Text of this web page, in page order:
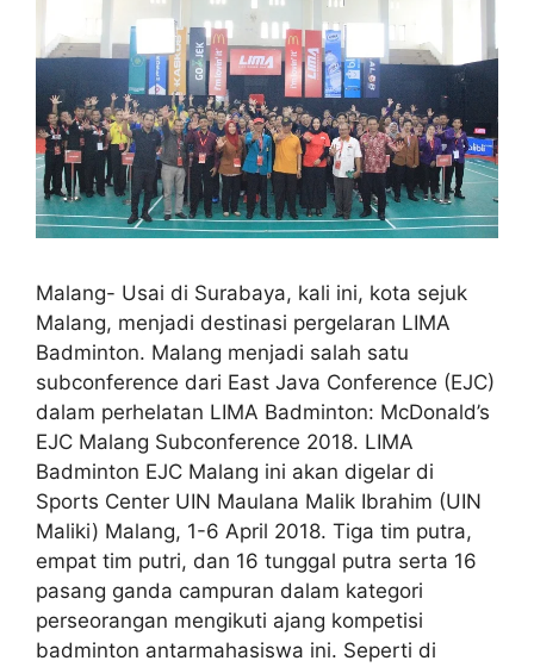
Malang- Usai di Surabaya, kali ini, kota sejuk
Malang, menjadi destinasi pergelaran LIMA
Badminton. Malang menjadi salah satu
subconference dari East Java Conference (EJC)
dalam perhelatan LIMA Badminton: McDonald’s
EJC Malang Subconference 2018. LIMA
Badminton EJC Malang ini akan digelar di
Sports Center UIN Maulana Malik Ibrahim (UIN
Maliki) Malang, 1-6 April 2018. Tiga tim putra,
empat tim putri, dan 16 tunggal putra serta 16
pasang ganda campuran dalam kategori
perseorangan mengikuti ajang kompetisi
badminton antarmahasiswa ini. Seperti di